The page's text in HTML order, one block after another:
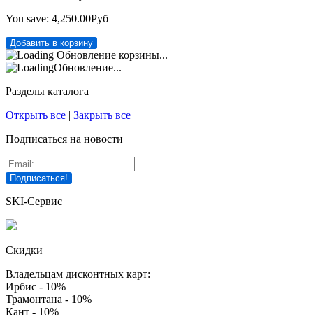
You save: 4,250.00Руб
Обновление корзины...
Обновление...
Разделы каталога
Открыть все | Закрыть все
Подписаться на новости
SKI-Сервис
Скидки
Владельцам дисконтных карт:
Ирбис - 10%
Трамонтана - 10%
Кант - 10%